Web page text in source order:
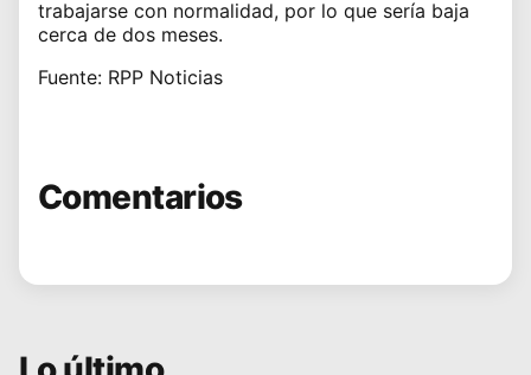
trabajarse con normalidad, por lo que sería baja
cerca de dos meses.
Fuente: RPP Noticias
Comentarios